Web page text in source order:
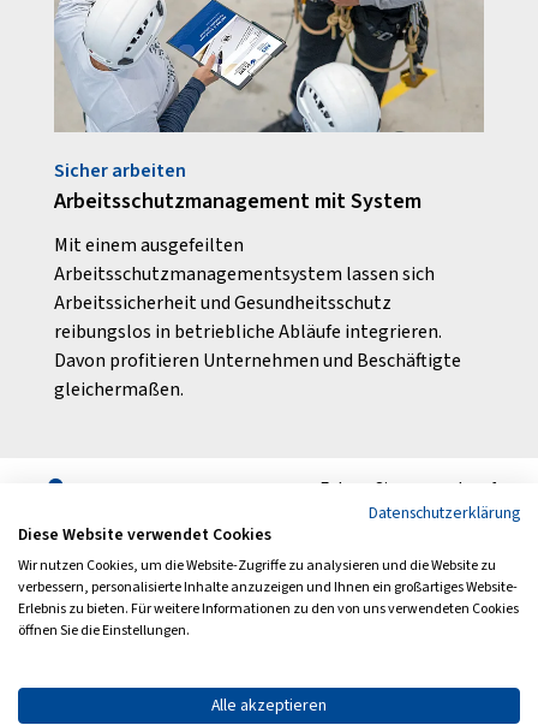
Sicher arbeiten
Arbeitsschutzmanagement mit System
Mit einem ausgefeilten
Arbeitsschutzmanagementsystem lassen sich
Arbeitssicherheit und Gesundheitsschutz
reibungslos in betriebliche Abläufe integrieren.
Davon profitieren Unternehmen und Beschäftigte
gleichermaßen.
Folgen Sie uns auch auf
Archiv
Kontakt
Datenschutzerklärung
Diese Website verwendet Cookies
Wir nutzen Cookies, um die Website-Zugriffe zu analysieren und die Website zu
verbessern, personalisierte Inhalte anzuzeigen und Ihnen ein großartiges Website-
Erlebnis zu bieten. Für weitere Informationen zu den von uns verwendeten Cookies
öffnen Sie die Einstellungen.
Alle akzeptieren